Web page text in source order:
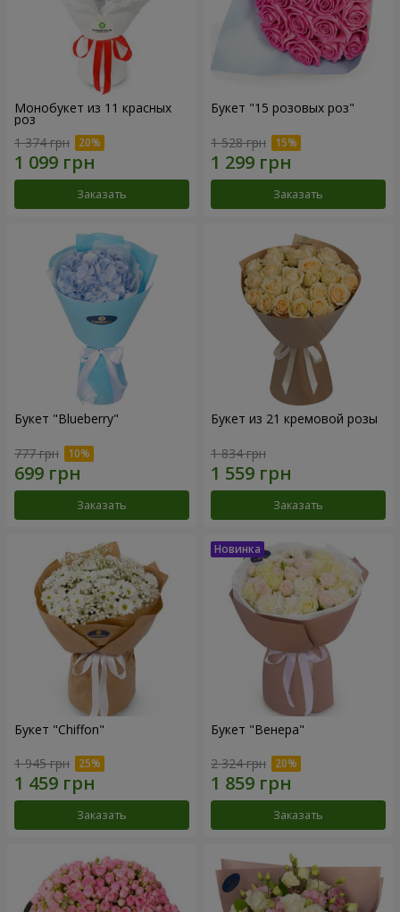
Монобукет из 11 красных
роз
1 374 грн
Заказать
Букет "15 розовых роз"
1 528 грн
Заказать
Букет "Blueberry"
777 грн
Заказать
Букет из 21 кремовой розы
1 834 грн
Заказать
Букет "Chiffon"
1 945 грн
Заказать
Букет "Венера"
2 324 грн
Заказать